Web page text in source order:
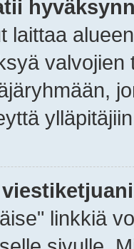
laittaa
linkkiä